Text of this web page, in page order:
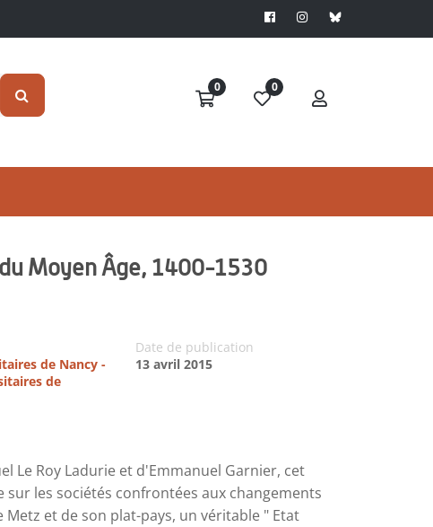
0 0
Moyen Âge, 1400-1530
de Nancy -
de
Date de publication
13 avril 2015
Le Roy Ladurie et d'Emmanuel Garnier, cet
les sociétés confrontées aux changements
et de son plat-pays, un véritable " Etat